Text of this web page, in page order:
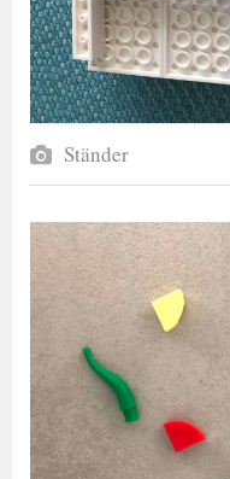
Ständer